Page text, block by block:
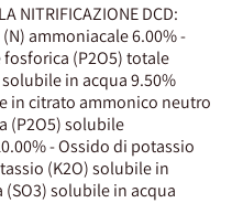
NITRIFICAZIONE DCD:
ammoniacale 6.00% -
(P2O5) totale
in acqua 9.50%
in citrato ammonico neutro
(P2O5) solubile
- Ossido di potassio
(K2O) solubile in
solubile in acqua